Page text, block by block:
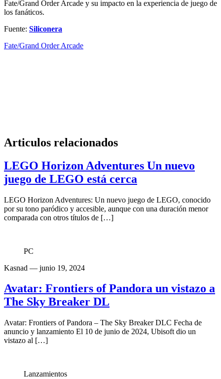
Fate/Grand Order Arcade y su impacto en la experiencia de juego de
los fanáticos.
Fuente: Siliconera
Fate/Grand Order Arcade
Articulos relacionados
LEGO Horizon Adventures Un nuevo
juego de LEGO está cerca
LEGO Horizon Adventures: Un nuevo juego de LEGO, conocido
por su tono paródico y accesible, aunque con una duración menor
comparada con otros títulos de […]
PC
Kasnad — junio 19, 2024
Avatar: Frontiers of Pandora un vistazo a
The Sky Breaker DL
Avatar: Frontiers of Pandora – The Sky Breaker DLC Fecha de
anuncio y lanzamiento El 10 de junio de 2024, Ubisoft dio un
vistazo al […]
Lanzamientos